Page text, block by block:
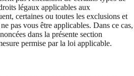
légaux applicables aux
certaines ou toutes les exclusions et
pas vous être applicables. Dans ce cas,
dans la présente section
permise par la loi applicable.